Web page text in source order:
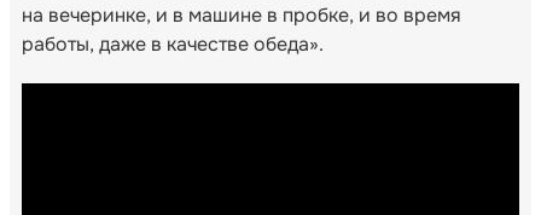
на вечеринке, и в машине в пробке, и во время
работы, даже в качестве обеда».